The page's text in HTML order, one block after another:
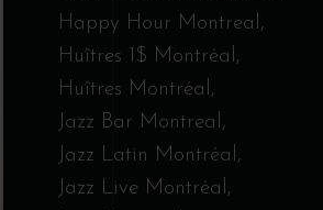
Happy Hour Montreal
Huîtres 1$ Montréal
Huîtres Montréal
Jazz Bar Montreal
Jazz Latin Montréal
Jazz Live Montréal